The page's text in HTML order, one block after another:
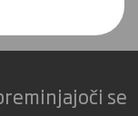
se